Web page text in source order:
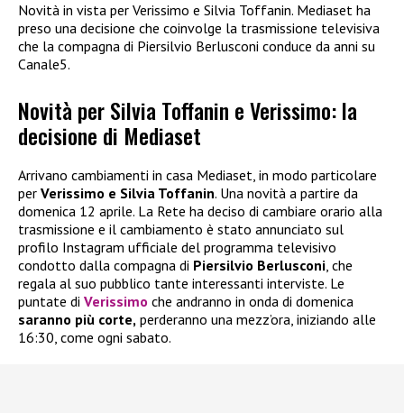
Novità in vista per Verissimo e Silvia Toffanin. Mediaset ha
preso una decisione che coinvolge la trasmissione televisiva
che la compagna di Piersilvio Berlusconi conduce da anni su
Canale5.
Novità per Silvia Toffanin e Verissimo: la
decisione di Mediaset
Arrivano cambiamenti in casa Mediaset, in modo particolare
per Verissimo e Silvia Toffanin. Una novità a partire da
domenica 12 aprile. La Rete ha deciso di cambiare orario alla
trasmissione e il cambiamento è stato annunciato sul
profilo Instagram ufficiale del programma televisivo
condotto dalla compagna di Piersilvio Berlusconi , che
regala al suo pubblico tante interessanti interviste. Le
puntate di Verissimo che andranno in onda di domenica
saranno più corte, perderanno una mezz’ora, iniziando alle
16:30, come ogni sabato.